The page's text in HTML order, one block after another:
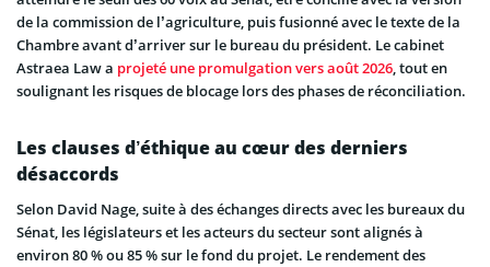
de la commission de l’agriculture, puis fusionné avec le texte de la
Chambre avant d’arriver sur le bureau du président. Le cabinet
Astraea Law a projeté une promulgation vers août 2026, tout en
soulignant les risques de blocage lors des phases de réconciliation.
Les clauses d’éthique au cœur des derniers
désaccords
Selon David Nage, suite à des échanges directs avec les bureaux du
Sénat, les législateurs et les acteurs du secteur sont alignés à
environ 80 % ou 85 % sur le fond du projet. Le rendement des